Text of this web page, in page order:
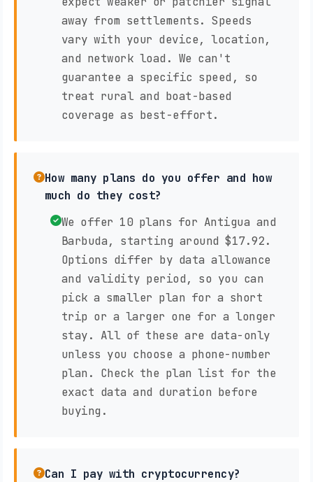
away from settlements. Speeds
vary with your device, location,
and network load. We can't
guarantee a specific speed, so
treat rural and boat-based
coverage as best-effort.
How many plans do you offer and how
much do they cost?
We offer 10 plans for Antigua and
Barbuda, starting around $17.92.
Options differ by data allowance
and validity period, so you can
pick a smaller plan for a short
trip or a larger one for a longer
stay. All of these are data-only
unless you choose a phone-number
plan. Check the plan list for the
exact data and duration before
buying.
Can I pay with cryptocurrency?